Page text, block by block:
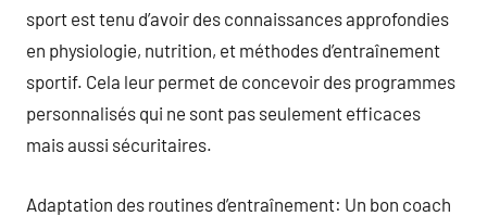
sport est tenu d’avoir des connaissances approfondies
en physiologie, nutrition, et méthodes d’entraînement
sportif. Cela leur permet de concevoir des programmes
personnalisés qui ne sont pas seulement efficaces
mais aussi sécuritaires.
Adaptation des routines d’entraînement: Un bon coach